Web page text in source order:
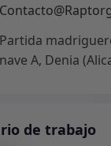
Partida
nave A, Denia
de trabajo